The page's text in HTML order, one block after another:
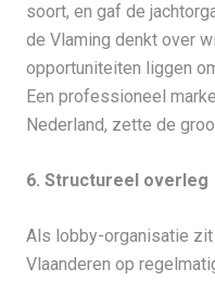
soort, en gaf de
de Vlaming denkt over
opportuniteiten liggen
Een professioneel
Nederland, zette de
6. Structureel overleg
Als lobby-organisatie
Vlaanderen op